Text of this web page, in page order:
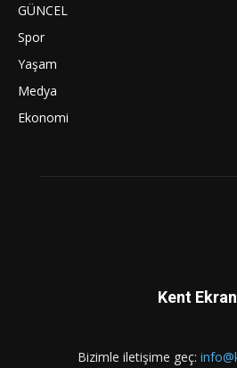
GÜNCEL
Spor
Yaşam
Medya
Ekonomi
Kent
Bizimle iletişime geç: